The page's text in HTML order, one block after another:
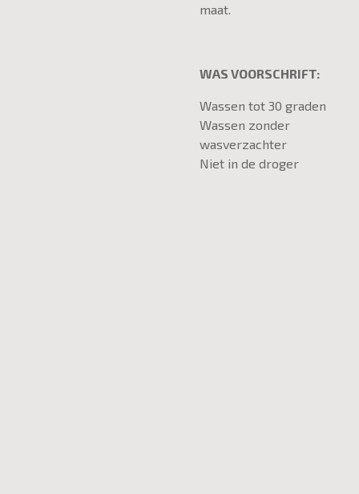
maat.
WAS VOORSCHRIFT:
Wassen tot 30 graden
Wassen zonder
wasverzachter
Niet in de droger